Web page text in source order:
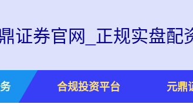
证券官网_正规实盘配
合规投资平台 元鼎